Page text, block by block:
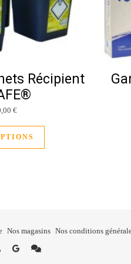
Récipient
€Plage de prix : 13,50 € à 20,00 €
Nos magasins Nos conditions